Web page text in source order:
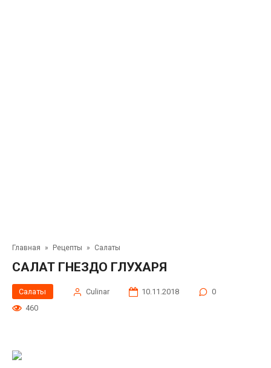
Главная » Рецепты » Салаты
САЛАТ ГНЕЗДО ГЛУХАРЯ
Салаты Сulinar 10.11.2018
0
460